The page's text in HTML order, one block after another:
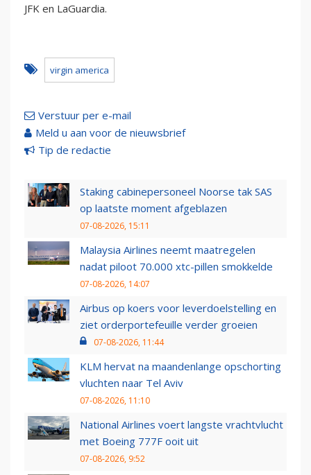
JFK en LaGuardia.
virgin america
Verstuur per e-mail
Meld u aan voor de nieuwsbrief
Tip de redactie
Staking cabinepersoneel Noorse tak SAS
op laatste moment afgeblazen
07-08-2026, 15:11
Malaysia Airlines neemt maatregelen
nadat piloot 70.000 xtc-pillen smokkelde
07-08-2026, 14:07
Airbus op koers voor leverdoelstelling en
ziet orderportefeuille verder groeien
07-08-2026, 11:44
KLM hervat na maandenlange opschorting
vluchten naar Tel Aviv
07-08-2026, 11:10
National Airlines voert langste vrachtvlucht
met Boeing 777F ooit uit
07-08-2026, 9:52